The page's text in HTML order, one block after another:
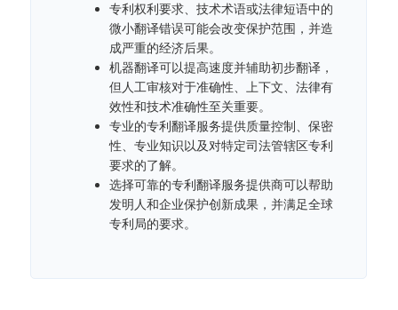
专利权利要求、技术术语或法律短语中的
微小翻译错误可能会改变保护范围，并造
成严重的经济后果。
机器翻译可以提高速度并辅助初步翻译，
但人工审核对于准确性、上下文、法律有
效性和技术准确性至关重要。
专业的专利翻译服务提供质量控制、保密
性、专业知识以及对特定司法管辖区专利
要求的了解。
选择可靠的专利翻译服务提供商可以帮助
发明人和企业保护创新成果，并满足全球
专利局的要求。